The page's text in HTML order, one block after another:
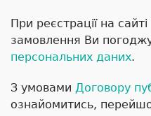
При реєстрації на
замовлення Ви
персональних даних.
З умовами Договору
ознайомитись,